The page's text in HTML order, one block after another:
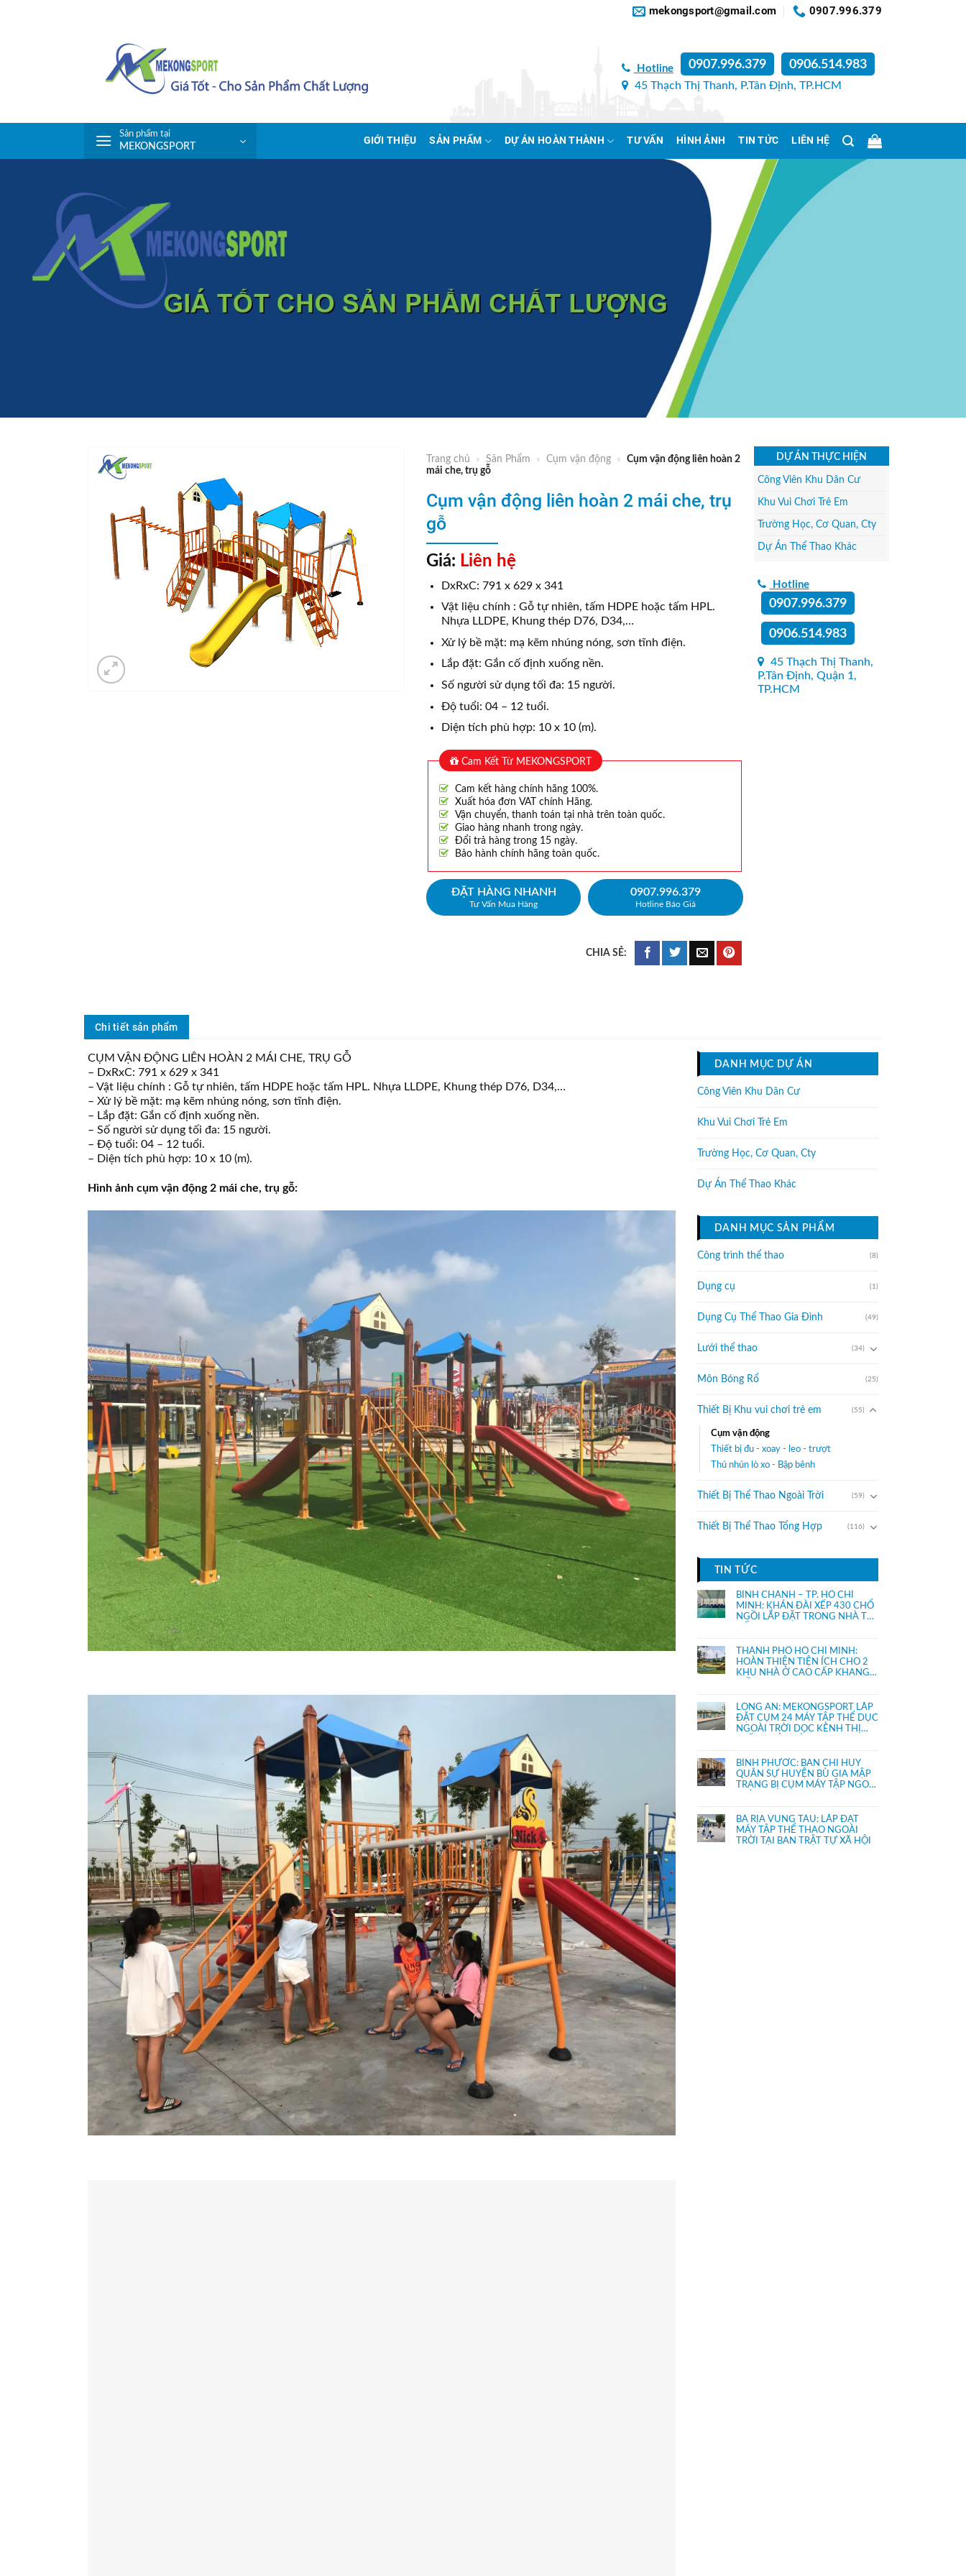
mekongsport@gmail.com 0907.996.379
Hotline 0907.996.379 0906.514.983
45 Thạch Thị Thanh, P.Tân Định, TP.HCM
Sản phẩm tại
MEKONGSPORT GIỚI THIỆU SẢN PHẨM DỰ ÁN HOÀN THÀNH TƯ VẤN HÌNH ẢNH TIN TỨC LIÊN HỆ
Trang chủ » Sản Phẩm » Cụm vận động »
Cụm vận động liên hoàn 2
mái che, trụ gỗ
Cụm vận động liên hoàn 2 mái che, trụ
gỗ
Giá: Liên hệ
DxRxC: 791 x 629 x 341
Vật liệu chính : Gỗ tự nhiên, tấm HDPE hoặc tấm HPL.
Nhựa LLDPE, Khung thép D76, D34,…
Xử lý bề mặt: mạ kẽm nhúng nóng, sơn tĩnh điện.
Lắp đặt: Gắn cố định xuống nền.
Số người sử dụng tối đa: 15 người.
Độ tuổi: 04 – 12 tuổi.
Diện tích phù hợp: 10 x 10 (m).
Cam Kết Từ MEKONGSPORT
Cam kết hàng chính hãng 100%.
Xuất hóa đơn VAT chính Hãng.
Vận chuyển, thanh toán tại nhà trên toàn quốc.
Giao hàng nhanh trong ngày.
Đổi trả hàng trong 15 ngày.
Bảo hành chính hãng toàn quốc.
ĐẶT HÀNG NHANH
Tư Vấn Mua Hàng
0907.996.379
Hotline Báo Giá
DỰ ÁN THỰC HIỆN
Công Viên Khu Dân Cư
Khu Vui Chơi Trẻ Em
Trường Học, Cơ Quan, Cty
Dự Án Thể Thao Khác
Hotline
0907.996.379
0906.514.983
45 Thạch Thị Thanh,
P.Tân Định, Quận 1,
TP.HCM
Chi tiết sản phẩm
CỤM VẬN ĐỘNG LIÊN HOÀN 2 MÁI CHE, TRỤ GỖ
– DxRxC: 791 x 629 x 341
– Vật liệu chính : Gỗ tự nhiên, tấm HDPE hoặc tấm HPL. Nhựa LLDPE, Khung thép D76, D34,…
– Xử lý bề mặt: mạ kẽm nhúng nóng, sơn tĩnh điện.
– Lắp đặt: Gắn cố định xuống nền.
– Số người sử dụng tối đa: 15 người.
– Độ tuổi: 04 – 12 tuổi.
– Diện tích phù hợp: 10 x 10 (m).
Hình ảnh cụm vận động 2 mái che, trụ gỗ:
DANH MỤC DỰ ÁN
Công Viên Khu Dân Cư
Khu Vui Chơi Trẻ Em
Trường Học, Cơ Quan, Cty
Dự Án Thể Thao Khác
DANH MỤC SẢN PHẨM
Công trình thể thao (8)
Dụng cụ (1)
Dụng Cụ Thể Thao Gia Đình (49)
Lưới thể thao (34)
Môn Bóng Rổ (25)
Thiết Bị Khu vui chơi trẻ em (55)
Cụm vận động
Thiết bị đu - xoay - leo - trượt
Thú nhún lò xo - Bập bênh
Thiết Bị Thể Thao Ngoài Trời (59)
Thiết Bị Thể Thao Tổng Hợp (116)
TIN TỨC
BÌNH CHÁNH – TP. HỒ CHÍ
MINH: KHÁN ĐÀI XẾP 430 CHỔ
NGỒI LẮP ĐẶT TRONG NHÀ THI
THÀNH PHỐ HỒ CHÍ MINH:
HOÀN THIỆN TIỆN ÍCH CHO 2
KHU NHÀ Ở CAO CẤP KHANG
LONG AN: MEKONGSPORT LẮP
ĐẶT CỤM 24 MÁY TẬP THỂ DỤC
NGOÀI TRỜI DỌC KÊNH THỊ
BÌNH PHƯỚC: BAN CHỈ HUY
QUÂN SỰ HUYỆN BÙ GIA MẬP
TRANG BỊ CỤM MÁY TẬP NGOÀI
BÀ RỊA VŨNG TÀU: LẮP ĐẶT
MÁY TẬP THỂ THAO NGOÀI
TRỜI TẠI BAN TRẬT TỰ XÃ HỘI